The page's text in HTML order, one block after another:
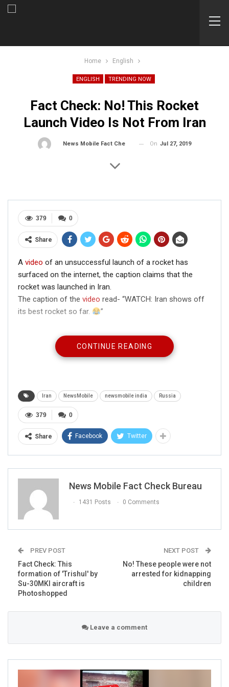
Home English
ENGLISH TRENDING NOW
Fact Check: No! This Rocket
Launch Video Is Not From Iran
News Mobile Fact Check Bureau On Jul 27, 2019
0
379
Share
A video of an unsuccessful launch of a rocket has
surfaced on the internet, the caption claims that the
rocket was launched in Iran.
The caption of the video read- “WATCH: Iran shows off
its best rocket so far.
”
The abovevideohas been shared by more than 10,000
Facebook users.
CONTINUE READING
Iran NewsMobile newsmobile india Russia
0
379
Share Facebook Twitter
News Mobile Fact Check Bureau
1431 Posts 0 Comments
PREV POST
Fact Check: This
formation of 'Trishul' by
Su-30MKI aircraft is
Photoshopped
NEXT POST
No! These people were not
arrested for kidnapping
children
Leave a comment